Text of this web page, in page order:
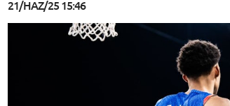
21/HAZ/25 15:46